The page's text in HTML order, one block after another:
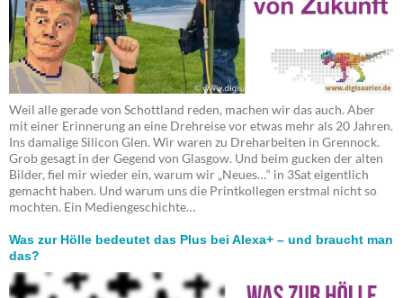
Weil alle gerade von Schottland reden, machen wir das auch. Aber
mit einer Erinnerung an eine Drehreise vor etwas mehr als 20 Jahren.
Ins damalige Silicon Glen. Wir waren zu Dreharbeiten in Grennock.
Grob gesagt in der Gegend von Glasgow. Und beim gucken der alten
Bilder, fiel mir wieder ein, warum wir „Neues…“ in 3Sat eigentlich
gemacht haben. Und warum uns die Printkollegen erstmal nicht so
mochten. Ein Mediengeschichte…
Was zur Hölle bedeutet das Plus bei Alexa+ – und braucht man
das?